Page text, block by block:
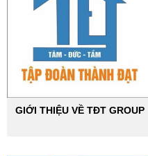
GIỚI THIỆU VỀ TĐT GROUP